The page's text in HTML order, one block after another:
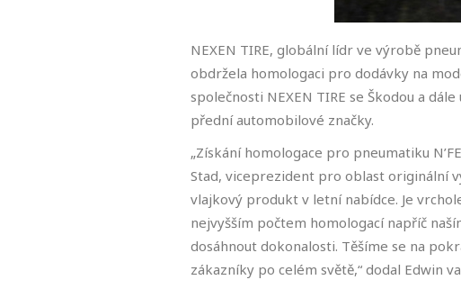
NEXEN TIRE, globální lídr ve výrobě
obdržela homologaci pro dodávky na
společnosti NEXEN TIRE se Škodou a
přední automobilové značky.
„Získání homologace pro pneumatiku
Stad, viceprezident pro oblast originální
vlajkový produkt v letní nabídce. Je
nejvyšším počtem homologací napříč
dosáhnout dokonalosti. Těšíme se na
zákazníky po celém světě,“ dodal Edwin